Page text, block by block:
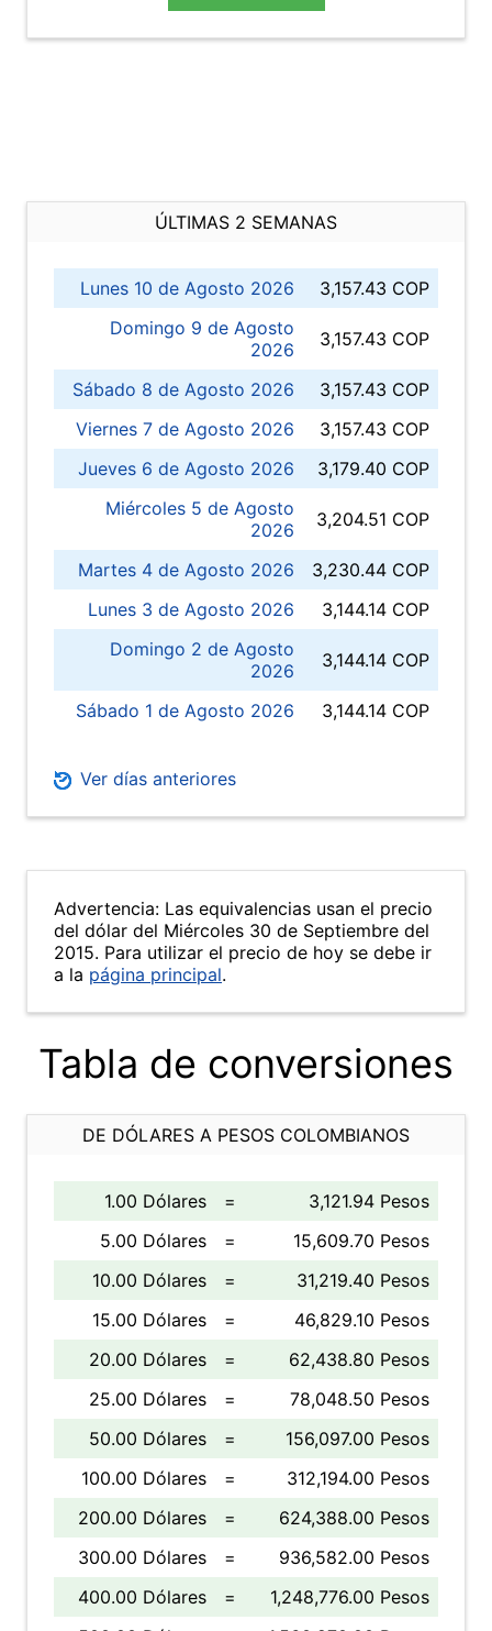
ÚLTIMAS 2 SEMANAS
Lunes 10 de Agosto 2026
3,157.43 COP
Domingo 9 de Agosto
2026
3,157.43 COP
Sábado 8 de Agosto 2026
3,157.43 COP
Viernes 7 de Agosto 2026
3,157.43 COP
Jueves 6 de Agosto 2026
3,179.40 COP
Miércoles 5 de Agosto
2026
3,204.51 COP
Martes 4 de Agosto 2026
3,230.44 COP
Lunes 3 de Agosto 2026
3,144.14 COP
Domingo 2 de Agosto
2026
3,144.14 COP
Sábado 1 de Agosto 2026 3,144.14 COP
Ver días anteriores
Advertencia: Las equivalencias usan el precio
del dólar del Miércoles 30 de Septiembre del
2015. Para utilizar el precio de hoy se debe ir
a la página principal.
Tabla de conversiones
DE DÓLARES A PESOS COLOMBIANOS
1.00 Dólares =
3,121.94 Pesos
5.00 Dólares
=
15,609.70 Pesos
10.00 Dólares
=
31,219.40 Pesos
15.00 Dólares
=
46,829.10 Pesos
20.00 Dólares
=
62,438.80 Pesos
25.00 Dólares
=
78,048.50 Pesos
50.00 Dólares
=
156,097.00 Pesos
100.00 Dólares
=
312,194.00 Pesos
200.00 Dólares
=
624,388.00 Pesos
300.00 Dólares
=
936,582.00 Pesos
400.00 Dólares
=
1,248,776.00 Pesos